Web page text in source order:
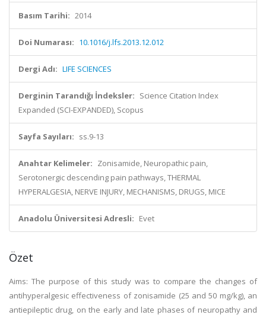
Basım Tarihi: 2014
Doi Numarası: 10.1016/j.lfs.2013.12.012
Dergi Adı: LIFE SCIENCES
Derginin Tarandığı İndeksler: Science Citation Index
Expanded (SCI-EXPANDED), Scopus
Sayfa Sayıları: ss.9-13
Anahtar Kelimeler: Zonisamide, Neuropathic pain,
Serotonergic descending pain pathways, THERMAL
HYPERALGESIA, NERVE INJURY, MECHANISMS, DRUGS, MICE
Anadolu Üniversitesi Adresli: Evet
Özet
Aims: The purpose of this study was to compare the changes of
antihyperalgesic effectiveness of zonisamide (25 and 50 mg/kg), an
antiepileptic drug, on the early and late phases of neuropathy and